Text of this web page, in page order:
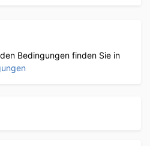
Bedingungen finden Sie in